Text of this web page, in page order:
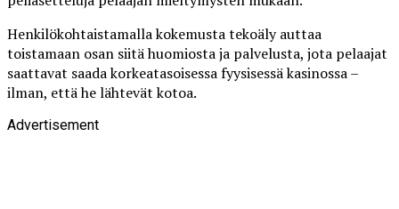
Henkilökohtaistamalla kokemusta tekoäly auttaa
toistamaan osan siitä huomiosta ja palvelusta, jota pelaajat
saattavat saada korkeatasoisessa fyysisessä kasinossa –
ilman, että he lähtevät kotoa.
Advertisement